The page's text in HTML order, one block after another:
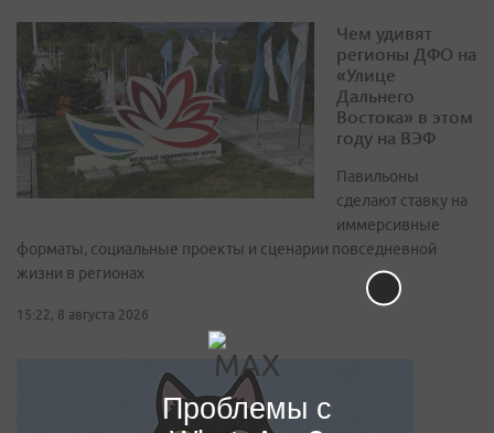
Чем удивят
регионы ДФО на
«Улице
Дальнего
Востока» в этом
году на ВЭФ
Павильоны
сделают ставку на
иммерсивные
форматы, социальные проекты и сценарии повседневной
жизни в регионах
15:22, 8 августа 2026
Проблемы с